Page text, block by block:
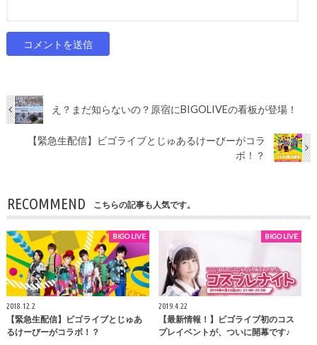
え？まだ知らないの？原宿にBIGOLIVEの看板が登場！
【緊急生配信】ビゴライブとじゅあるけーびーがコラ
ボ！？
RECOMMEND こちらの記事も人気です。
BIGO LIVE
2018.12.2
【緊急生配信】ビゴライブとじゅあ
るけーびーがコラボ！？
BIGO LIVE
2019.4.22
【最新情報！】ビゴライブ初のコス
プレイベントが、ついに開幕です♪